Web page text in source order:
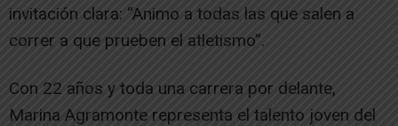
invitación clara: “Animo a todas las que salen a
correr a que prueben el atletismo”.
Con 22 años y toda una carrera por delante,
Marina Agramonte representa el talento joven del